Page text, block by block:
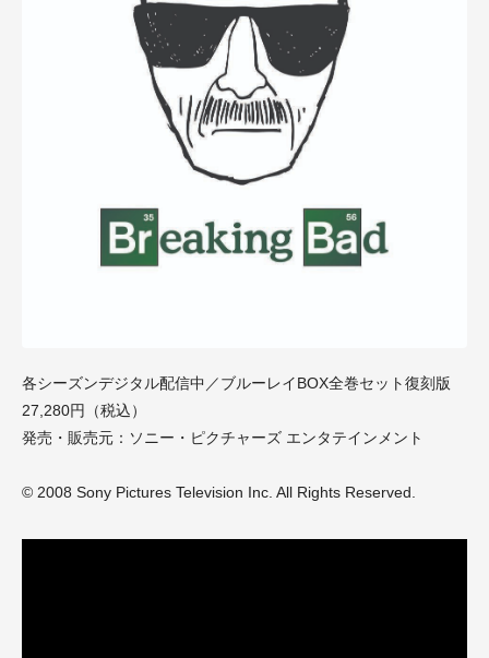
各シーズンデジタル配信中／ブルーレイBOX全巻セット復刻版
27,280円（税込）
発売・販売元：ソニー・ピクチャーズ エンタテインメント
© 2008 Sony Pictures Television Inc. All Rights Reserved.